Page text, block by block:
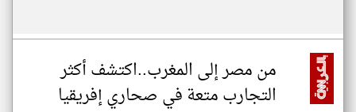
من مصر إلى المغرب..اكتشف أكثر
التجارب متعة في صحاري إفريقيا